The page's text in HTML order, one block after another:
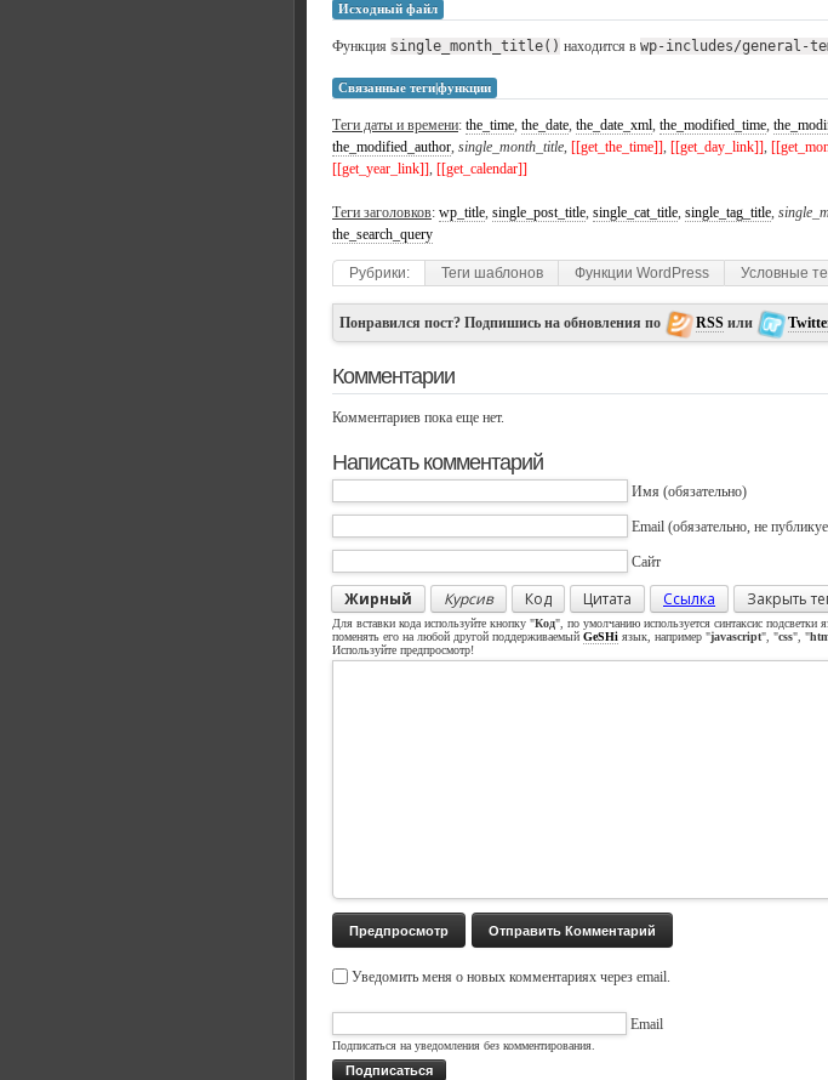
Исходный файл
Функция single_month_title() находится в wp-includes/general-
Связанные теги|функции
Теги даты и времени: the_time, the_date, the_date_xml, the_modified_time,
the_modified_author, single_month_title, [[get_the_time]], [[get_day_link]],
[[get_year_link]], [[get_calendar]]
Теги заголовков: wp_title, single_post_title, single_cat_title, single_tag_title,
the_search_query
Рубрики: Теги шаблонов Функции WordPress Условные
Понравился пост? Подпишись на обновления по RSS или
Комментарии
Комментариев пока еще нет.
Написать комментарий
Имя (обязательно)
Email (обязательно, не
Сайт
Жирный Курсив Код Цитата Ссылка Закрыть
Для вставки кода используйте кнопку "Код", по умолчанию используется синтаксис подсветки
поменять его на любой другой поддерживаемый GeSHi язык, например "javascript", "css", "
Используйте предпросмотр!
Уведомить меня о новых комментариях через email.
Email
Подписаться на уведомления без комментирования.
Подписаться